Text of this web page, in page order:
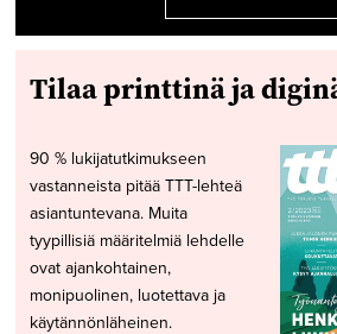
Tilaa printtinä ja
90 % lukijatutkimukseen
vastanneista pitää TTT-lehteä
asiantuntevana. Muita
tyypillisiä määritelmiä lehdelle
ovat ajankohtainen,
monipuolinen, luotettava ja
käytännönläheinen.